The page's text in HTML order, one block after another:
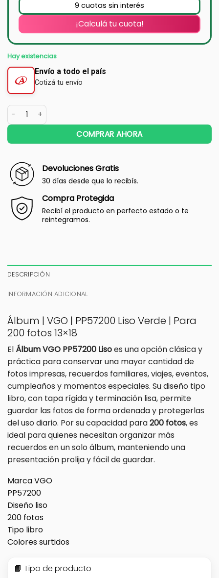
9 cuotas sin interés
¡Calculá tu cuota!
Hay existencias
Envío a todo el país
Cotizá tu envío
COMPRAR AHORA
Devoluciones Gratis
30 días desde que lo recibís.
Compra Protegida
Recibí el producto en perfecto estado o te
reintegramos.
DESCRIPCIÓN
INFORMACIÓN ADICIONAL
Álbum | VGO | PP57200 Liso Verde | Para
200 fotos 13×18
El Álbum VGO PP57200 Lisoes una opción clásica y
práctica para conservar una mayor cantidad de
fotos impresas, recuerdos familiares, viajes, eventos,
cumpleaños y momentos especiales. Su diseño tipo
libro, con tapa rígida y terminación lisa, permite
guardar las fotos de forma ordenada y protegerlas
del uso diario. Por su capacidad para200 fotos, es
ideal para quienes necesitan organizar más
recuerdos en un solo álbum, manteniendo una
presentación prolija y fácil de guardar.
Marca VGO
PP57200
Diseño liso
200 fotos
Tipo libro
Colores surtidos
📘 Tipo de producto